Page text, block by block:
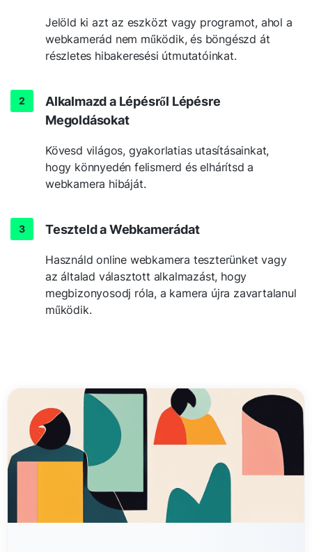
Jelöld ki azt az eszközt vagy programot, ahol a
webkamerád nem működik, és böngészd át
részletes hibakeresési útmutatóinkat.
Alkalmazd a Lépésről Lépésre
Megoldásokat
Kövesd világos, gyakorlatias utasításainkat,
hogy könnyedén felismerd és elhárítsd a
webkamera hibáját.
Teszteld a Webkamerádat
Használd online webkamera teszterünket vagy
az általad választott alkalmazást, hogy
megbizonyosodj róla, a kamera újra zavartalanul
működik.